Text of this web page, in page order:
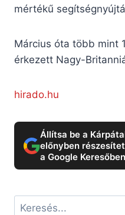
mértékű
Március óta több mint
érkezett Nagy-
hirado.hu
Állítsa be a
előnyben
a Google
Keresés